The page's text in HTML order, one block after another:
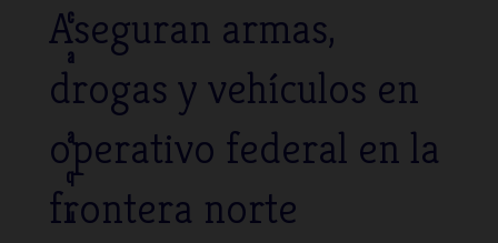
c
a
a
q
u
Aseguran armas,
drogas y vehículos en
operativo federal en la
frontera norte